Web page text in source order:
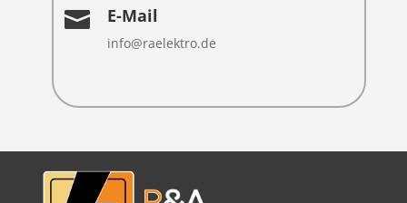
 E-Mail
info@raelektro.de